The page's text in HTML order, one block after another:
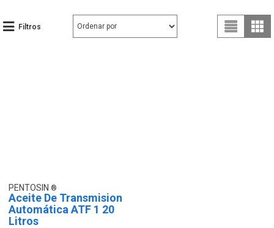
Filtros
PENTOSIN
Aceite De Transmision
Automática ATF 1 20
Litros